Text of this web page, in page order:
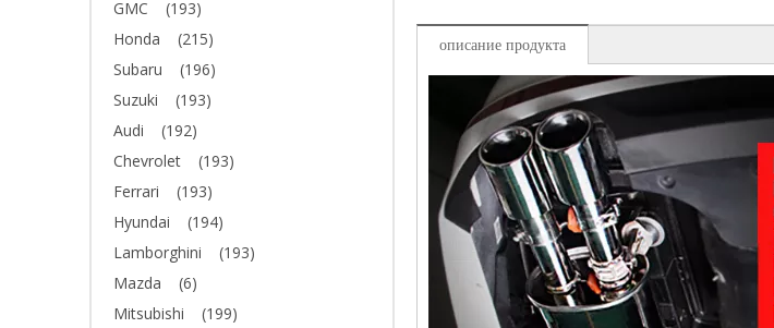
GMC
(193)
Honda
(215)
Subaru
(196)
Suzuki
(193)
Audi
(192)
Chevrolet
(193)
Ferrari
(193)
Hyundai
(194)
Lamborghini
(193)
Mazda
(6)
Mitsubishi
(199)
описание продукта